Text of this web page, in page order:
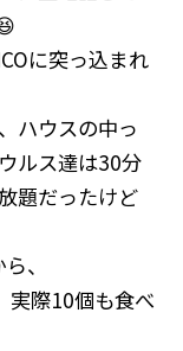
に突っ込まれ
ハウスの中っ
ルス達は30分
題だったけど
、
実際10個も食べ